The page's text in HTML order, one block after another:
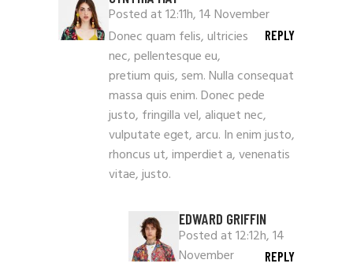
Posted at 12:11h, 14 November
REPLY
Donec quam felis, ultricies
nec, pellentesque eu,
pretium quis, sem. Nulla consequat
massa quis enim. Donec pede
justo, fringilla vel, aliquet nec,
vulputate eget, arcu. In enim justo,
rhoncus ut, imperdiet a, venenatis
vitae, justo.
EDWARD GRIFFIN
Posted at 12:12h, 14
November
REPLY